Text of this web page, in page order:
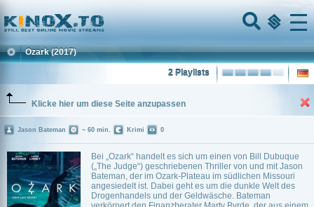
Home
Menu
Ozark (2017)
2 Playlists
Klicke hier um diese Seite anzupassen
Bei „Ozark“ handelt es sich um einen von Bill Dubuque
(„The Judge“) geschriebenen Thriller von und mit Jason
Bateman, der im Ozark-Plateau im südlichen Missouri
angesiedelt ist. Dabei geht es um die dunkle Welt des
Drogenhandels und der Geldwäsche. Bateman
Jason Bateman ~ 60 min. Krimi 0